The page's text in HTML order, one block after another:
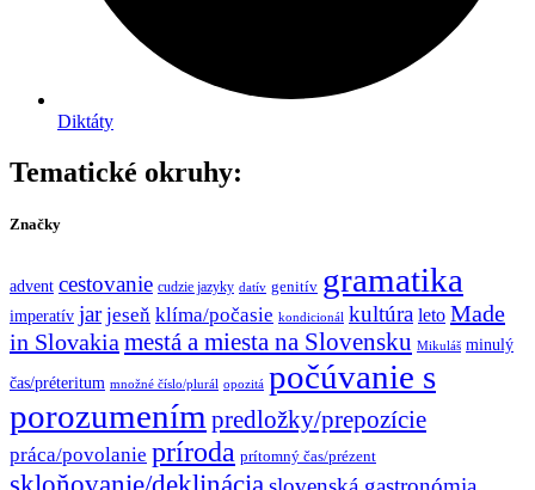
Diktáty
Tematické okruhy:
Značky
advent cestovanie cudzie jazyky datív genitív gramatika
imperatív jar jeseň klíma/počasie kondicionál kultúra leto Made
in Slovakia mestá a miesta na Slovensku Mikuláš minulý
čas/préteritum množné číslo/plurál opozitá počúvanie s
porozumením predložky/prepozície
práca/povolanie príroda prítomný čas/prézent
skloňovanie/deklinácia